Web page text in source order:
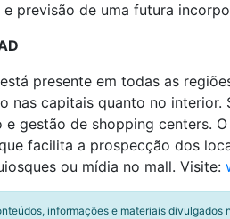
previsão de uma futura
presente em todas as
nas capitais quanto no interior.
e gestão de shopping centers.
facilita a prospecção dos
ou mídia no mall. Visite:
informações e materiais